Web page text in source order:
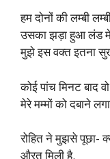
हम दोनों की लम्बी
उसका झड़ा हुआ लंड
मुझे इस वक्त इतना
कोई पांच मिनट
मेरे मम्मों को दबाने
रोहित ने मुझसे पूछा-
औरत मिली है.